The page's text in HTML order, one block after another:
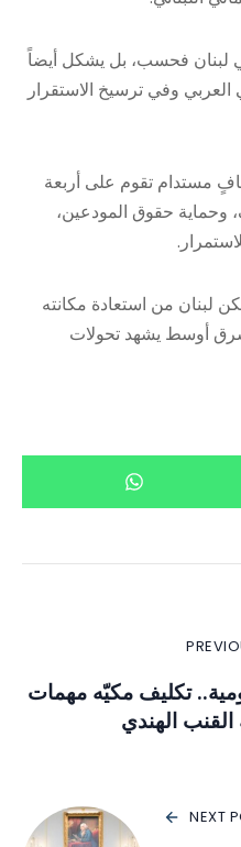
لبنان فحسب، بل يشكل أيضاً
العربي وفي ترسيخ الاستقرار
مستدام تقوم على أربعة
وحماية حقوق المودعين،
لبنان من استعادة مكانته
أوسط يشهد تحولات
تكليف مكيّه مهمات
القنب الهندي
NEXT